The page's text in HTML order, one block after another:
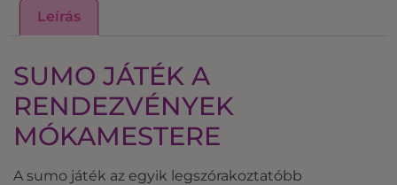
Leírás
SUMO JÁTÉK A
RENDEZVÉNYEK
MÓKAMESTERE
A sumo játék az egyik legszórakoztatóbb